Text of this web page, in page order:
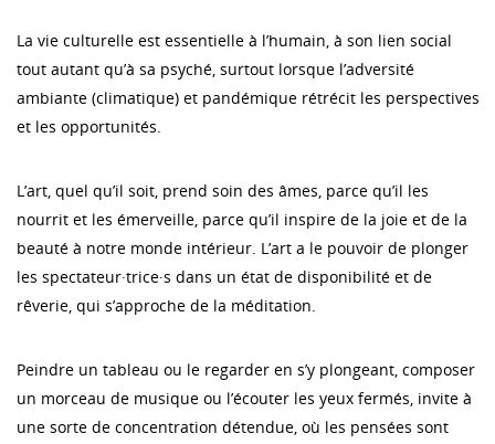
La vie culturelle est essentielle à l’humain, à son lien social
tout autant qu’à sa psyché, surtout lorsque l’adversité
ambiante (climatique) et pandémique rétrécit les perspectives
et les opportunités.
L’art, quel qu’il soit, prend soin des âmes, parce qu’il les
nourrit et les émerveille, parce qu’il inspire de la joie et de la
beauté à notre monde intérieur. L’art a le pouvoir de plonger
les spectateur·trice·s dans un état de disponibilité et de
rêverie, qui s’approche de la méditation.
Peindre un tableau ou le regarder en s’y plongeant, composer
un morceau de musique ou l’écouter les yeux fermés, invite à
une sorte de concentration détendue, où les pensées sont